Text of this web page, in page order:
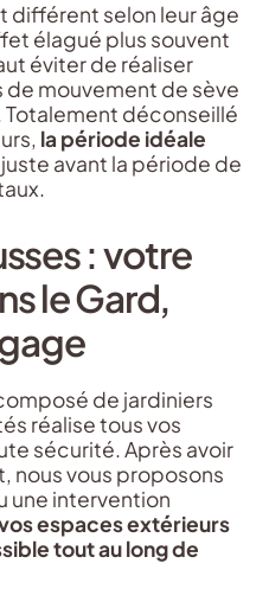
différent selon leur âge
élagué plus souvent
éviter de réaliser
de mouvement de sève
Totalement déconseillé
la période idéale
juste avant la période de
: votre
le Gard,
de jardiniers
réalise tous vos
sécurité. Après avoir
nous vous proposons
une intervention
espaces extérieurs
tout au long de